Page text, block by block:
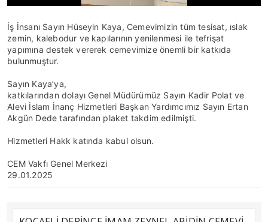
İş İnsanı Sayın Hüseyin Kaya, Cemevimizin tüm tesisat, ıslak
zemin, kalebodur ve kapılarının yenilenmesi ile tefrişat
yapımına destek vererek cemevimize önemli bir katkıda
bulunmuştur.
Sayın Kaya’ya,
katkılarından dolayı Genel Müdürümüz Sayın Kadir Polat ve
Alevi İslam İnanç Hizmetleri Başkan Yardımcımız Sayın Ertan
Akgün Dede tarafından plaket takdim edilmişti.
Hizmetleri Hakk katında kabul olsun.
CEM Vakfı Genel Merkezi
29.01.2025